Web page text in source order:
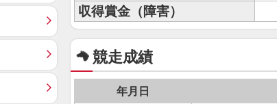
収得賞金（障害）
競走成績
年月日